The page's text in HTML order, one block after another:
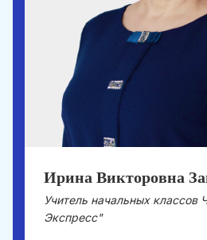
Ирина Викторовна
Учитель начальных
Экспресс"